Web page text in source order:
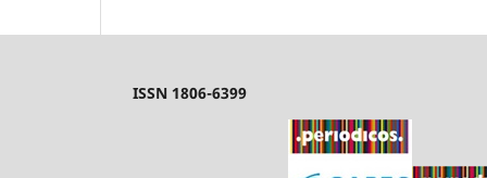
ISSN 1806-6399